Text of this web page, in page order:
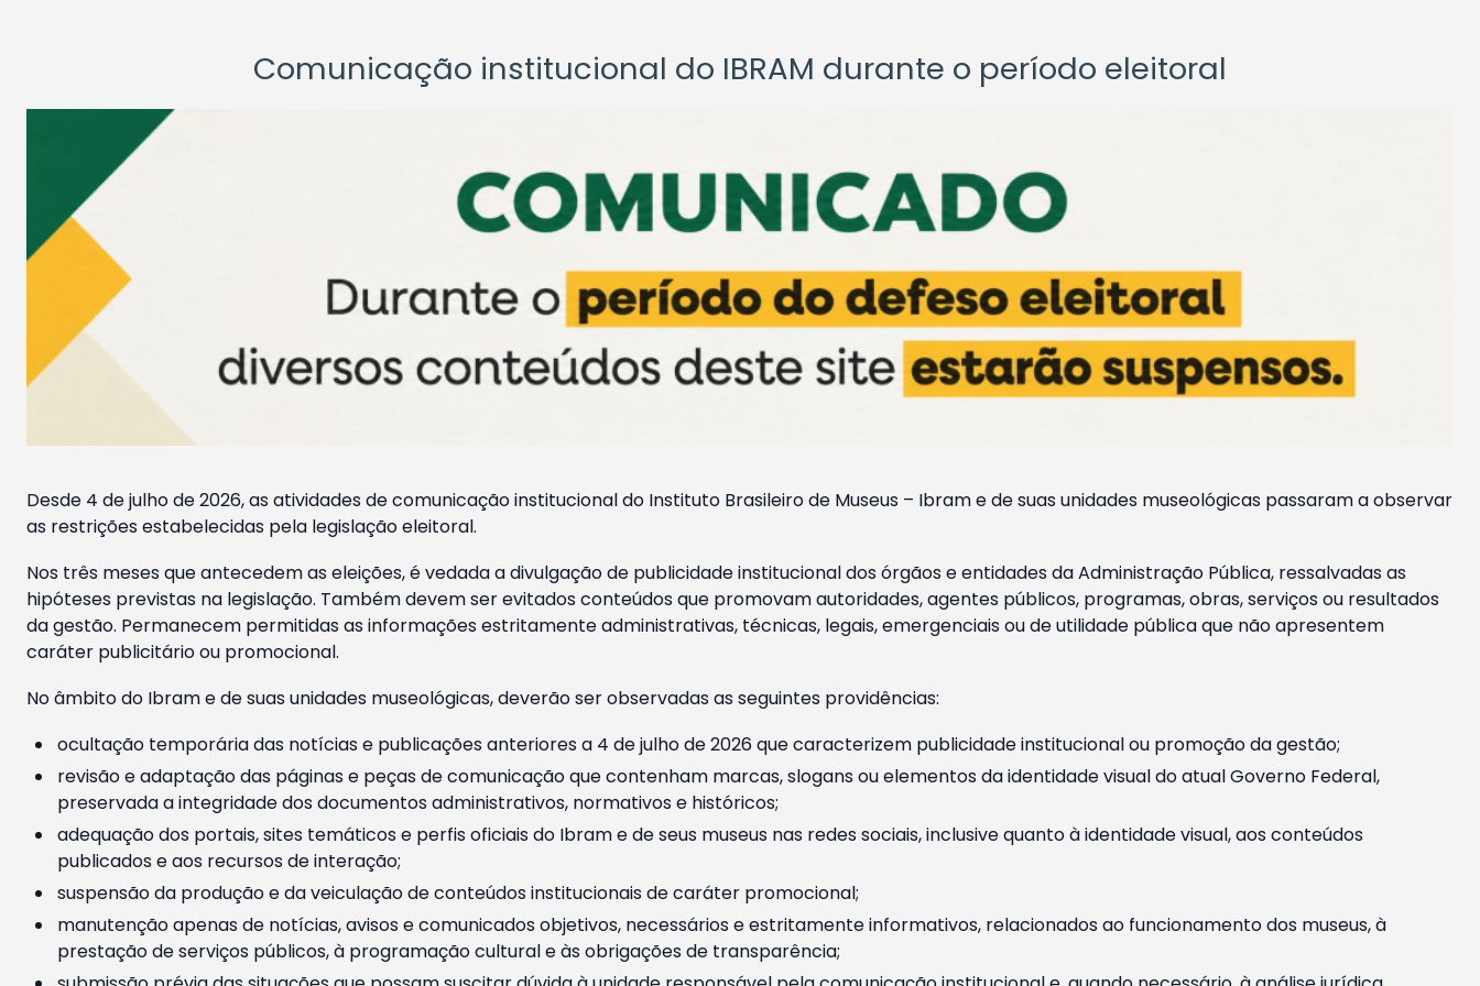
Comunicação institucional do IBRAM durante o período eleitoral
Desde 4 de julho de 2026, as atividades de comunicação institucional do Instituto Brasileiro de Museus – Ibram e de suas unidades museológicas passaram a observar
as restrições estabelecidas pela legislação eleitoral.
Nos três meses que antecedem as eleições, é vedada a divulgação de publicidade institucional dos órgãos e entidades da Administração Pública, ressalvadas as
hipóteses previstas na legislação. Também devem ser evitados conteúdos que promovam autoridades, agentes públicos, programas, obras, serviços ou resultados
da gestão. Permanecem permitidas as informações estritamente administrativas, técnicas, legais, emergenciais ou de utilidade pública que não apresentem
caráter publicitário ou promocional.
No âmbito do Ibram e de suas unidades museológicas, deverão ser observadas as seguintes providências:
ocultação temporária das notícias e publicações anteriores a 4 de julho de 2026 que caracterizem publicidade institucional ou promoção da gestão;
revisão e adaptação das páginas e peças de comunicação que contenham marcas, slogans ou elementos da identidade visual do atual Governo Federal,
preservada a integridade dos documentos administrativos, normativos e históricos;
adequação dos portais, sites temáticos e perfis oficiais do Ibram e de seus museus nas redes sociais, inclusive quanto à identidade visual, aos conteúdos
publicados e aos recursos de interação;
suspensão da produção e da veiculação de conteúdos institucionais de caráter promocional;
manutenção apenas de notícias, avisos e comunicados objetivos, necessários e estritamente informativos, relacionados ao funcionamento dos museus, à
prestação de serviços públicos, à programação cultural e às obrigações de transparência;